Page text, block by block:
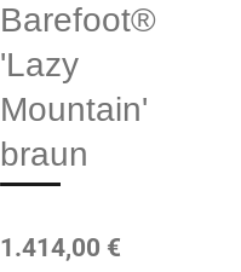
Barefoot®
'Lazy
Mountain'
braun
1.414,00 €